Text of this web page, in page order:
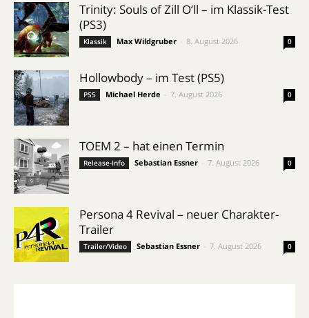
Trinity: Souls of Zill O’ll – im Klassik-Test
(PS3)
Klassik Max Wildgruber 8. August 2026 0
Hollowbody – im Test (PS5)
PS5 Michael Herde 7. August 2026 0
TOEM 2 – hat einen Termin
Release-Info Sebastian Essner 7. August 2026 0
Persona 4 Revival – neuer Charakter-
Trailer
Trailer/Video Sebastian Essner 7. August 2026 0